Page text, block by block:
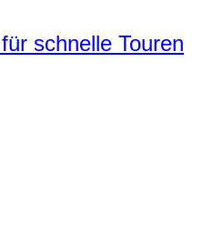
schnelle Touren